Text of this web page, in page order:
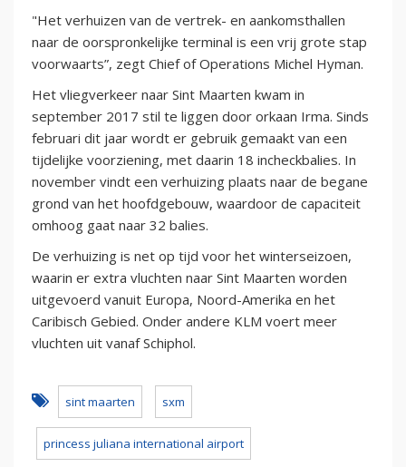
"Het verhuizen van de vertrek- en aankomsthallen
naar de oorspronkelijke terminal is een vrij grote stap
voorwaarts”, zegt Chief of Operations Michel Hyman.
Het vliegverkeer naar Sint Maarten kwam in
september 2017 stil te liggen door orkaan Irma. Sinds
februari dit jaar wordt er gebruik gemaakt van een
tijdelijke voorziening, met daarin 18 incheckbalies. In
november vindt een verhuizing plaats naar de begane
grond van het hoofdgebouw, waardoor de capaciteit
omhoog gaat naar 32 balies.
De verhuizing is net op tijd voor het winterseizoen,
waarin er extra vluchten naar Sint Maarten worden
uitgevoerd vanuit Europa, Noord-Amerika en het
Caribisch Gebied. Onder andere KLM voert meer
vluchten uit vanaf Schiphol.
sint maarten sxm
princess juliana international airport